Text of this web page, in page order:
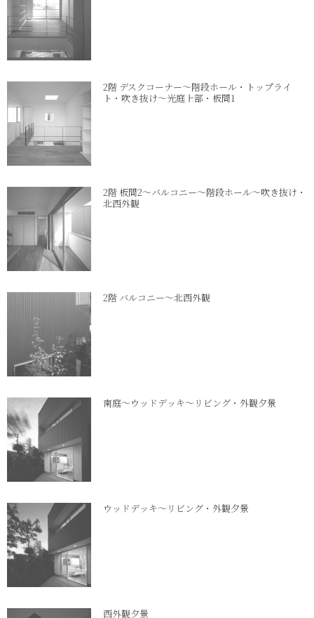
2階 デスクコーナー～階段ホール・トップライ
ト・吹き抜け～光庭上部・板間1
2階 板間2～バルコニー～階段ホール～吹き抜け・
北西外観
2階 バルコニー～北西外観
南庭～ウッドデッキ～リビング・外観夕景
ウッドデッキ～リビング・外観夕景
西外観夕景